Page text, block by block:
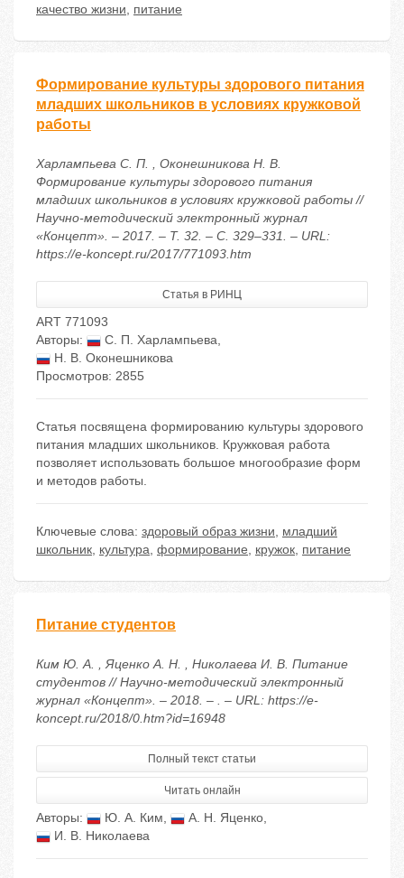
качество жизни, питание
Формирование культуры здорового питания
младших школьников в условиях кружковой
работы
Харлампьева С. П. , Оконешникова Н. В.
Формирование культуры здорового питания
младших школьников в условиях кружковой работы //
Научно-методический электронный журнал
«Концепт». – 2017. – Т. 32. – С. 329–331. – URL:
https://e-koncept.ru/2017/771093.htm
Статья в РИНЦ
ART 771093
Авторы:
С. П. Харлампьева,
Н. В. Оконешникова
Просмотров: 2855
Статья посвящена формированию культуры здорового
питания младших школьников. Кружковая работа
позволяет использовать большое многообразие форм
и методов работы.
Ключевые слова: здоровый образ жизни, младший
школьник, культура, формирование, кружок, питание
Питание студентов
Ким Ю. А. , Яценко А. Н. , Николаева И. В. Питание
студентов // Научно-методический электронный
журнал «Концепт». – 2018. – . – URL: https://e-
koncept.ru/2018/0.htm?id=16948
Полный текст статьи
Читать онлайн
Авторы: Ю. А. Ким, А. Н. Яценко,
И. В. Николаева